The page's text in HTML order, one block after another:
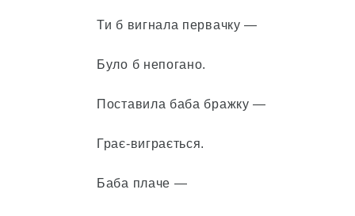
Ти б вигнала первачку —
Було б непогано.
Поставила баба бражку —
Грає-виграється.
Баба плаче —